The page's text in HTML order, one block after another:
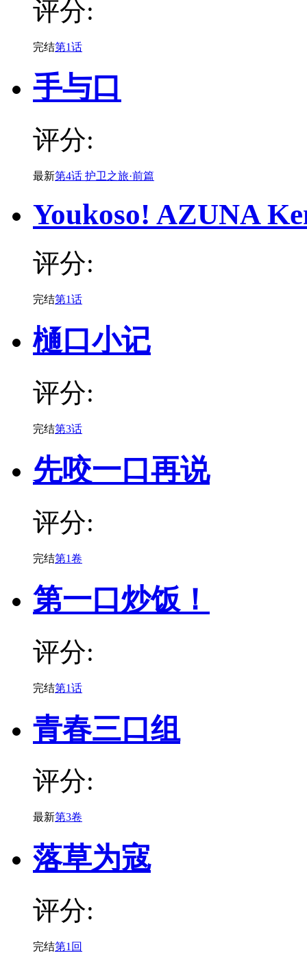
评分:
完结第1话
手与口
评分:
最新第4话 护卫之旅·前篇
Youkoso! AZUNA
评分:
完结第1话
樋口小记
评分:
完结第3话
先咬一口再说
评分:
完结第1卷
第一口炒饭！
评分:
完结第1话
青春三口组
评分:
最新第3卷
落草为寇
评分:
完结第1回